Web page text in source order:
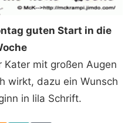
guten Start in die
mit großen Augen
wirkt, dazu ein Wunsch
in lila Schrift.